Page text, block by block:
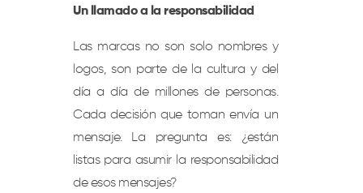
Un llamado a la responsabilidad
Las marcas no son solo nombres y
logos, son parte de la cultura y del
día a día de millones de personas.
Cada decisión que toman envía un
mensaje. La pregunta es: ¿están
listas para asumir la responsabilidad
de esos mensajes?